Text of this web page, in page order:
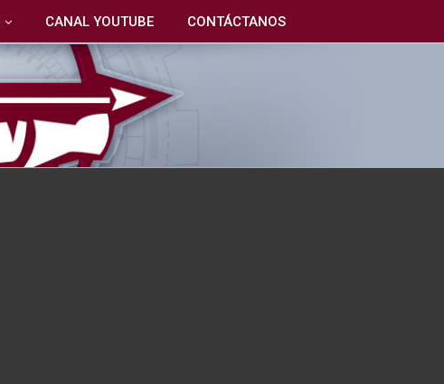
CANAL YOUTUBE CONTÁCTANOS